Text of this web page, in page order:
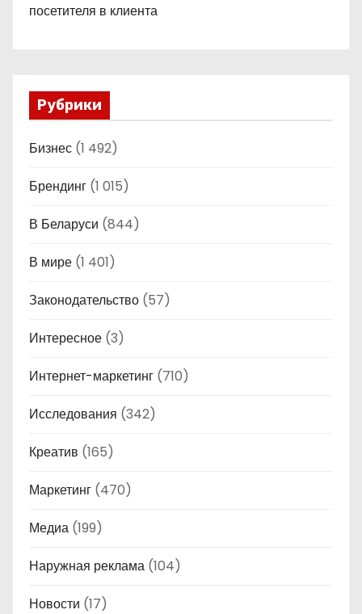
посетителя в клиента
Рубрики
Бизнес (1 492)
Брендинг (1 015)
В Беларуси (844)
В мире (1 401)
Законодательство (57)
Интересное (3)
Интернет-маркетинг (710)
Исследования (342)
Креатив (165)
Маркетинг (470)
Медиа (199)
Наружная реклама (104)
Новости (17)